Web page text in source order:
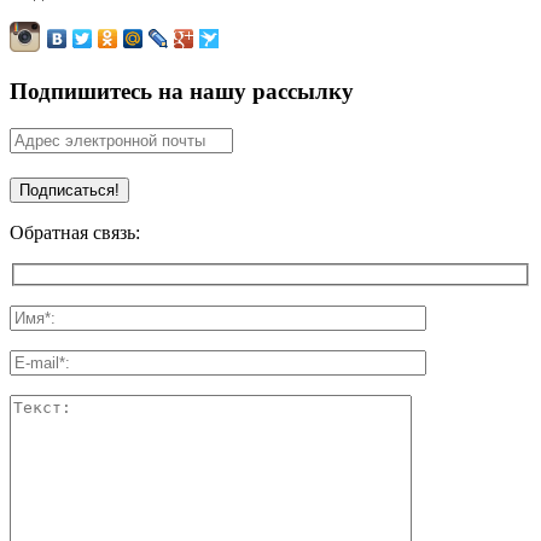
Подпишитесь на нашу рассылку
Обратная связь: